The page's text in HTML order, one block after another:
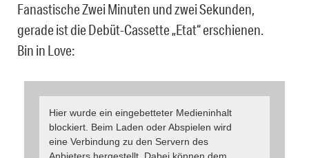
Fanastische Zwei Minuten und zwei Sekunden,
gerade ist die Debüt-Cassette „Etat“ erschienen.
Bin in Love:
Hier wurde ein eingebetteter Medieninhalt
blockiert. Beim Laden oder Abspielen wird
eine Verbindung zu den Servern des